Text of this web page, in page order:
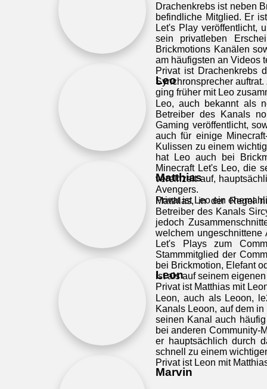
Drachenkrebs ist neben
befindliche Mitglied. Er
Let's Play veröffentlicht,
sein privatleben
Brickmotions Kanälen
am häufigsten an Videos
Privat ist Drachenkrebs
Synchronsprecher
ging früher mit Leo
Leo
Leo, auch bekannt als
Betreiber des Kanals
Gaming veröffentlicht,
auch für einige
Kulissen zu einem
hat Leo auch bei
Minecraft Let's Leo, die
vereinzelt auf,
Avengers.
Privat ist Leo ein
Matthias
Matthias, in der Regel
Betreiber des Kanals
jedoch
welchem
Let's Plays zum
Stammmitglied der
bei Brickmotion, Elefant
ist als auf seinem
Privat ist Matthias mit
Leon
Leon, auch als Leoon,
Kanals Leoon, auf dem
seinen Kanal auch
bei anderen Community-
er hauptsächlich durch
schnell zu einem
Privat ist Leon mit
Marvin